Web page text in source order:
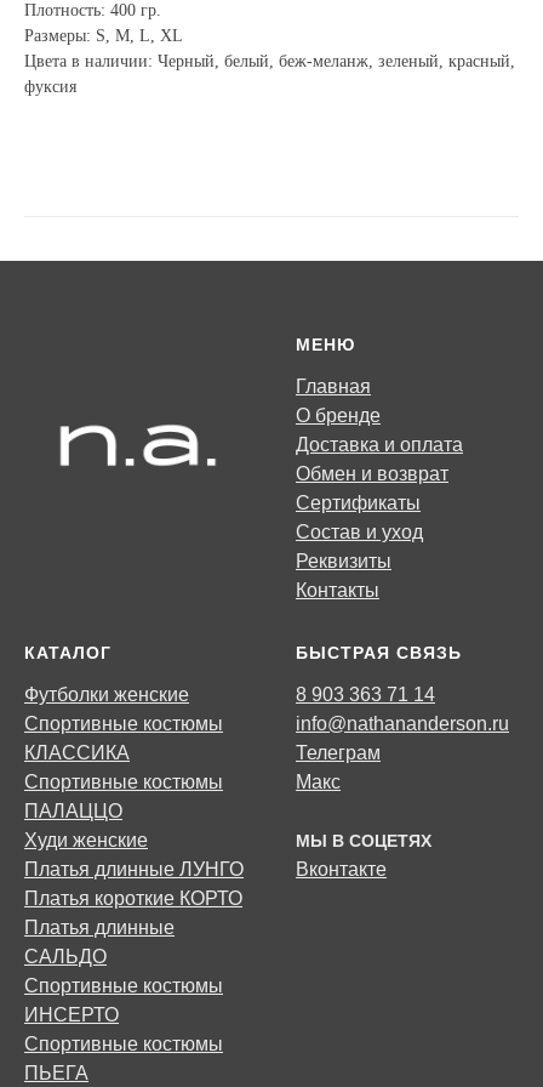
Плотность: 400 гр.
Размеры: S, M, L, XL
Цвета в наличии: Черный, белый, беж-меланж, зеленый, красный,
фуксия
МЕНЮ
Главная
О бренде
Доставка и оплата
Обмен и возврат
Сертификаты
Состав и уход
Реквизиты
Контакты
КАТАЛОГ
Футболки женские
Спортивные костюмы
КЛАССИКА
Спортивные костюмы
ПАЛАЦЦО
Худи женские
Платья длинные ЛУНГО
Платья короткие КОРТО
Платья длинные
САЛЬДО
Спортивные костюмы
ИНСЕРТО
Спортивные костюмы
ПЬЕГА
БЫСТРАЯ СВЯЗЬ
8 903 363 71 14
info@nathananderson.ru
Телеграм
Макс
МЫ В СОЦЕТЯХ
Вконтакте